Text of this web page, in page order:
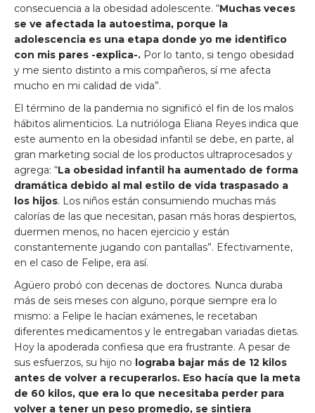
consecuencia a la obesidad adolescente. “Muchas veces
se ve afectada la autoestima, porque la
adolescencia es una etapa donde yo me identifico
con mis pares -explica-. Por lo tanto, si tengo obesidad
y me siento distinto a mis compañeros, sí me afecta
mucho en mi calidad de vida”.
El término de la pandemia no significó el fin de los malos
hábitos alimenticios. La nutrióloga Eliana Reyes indica que
este aumento en la obesidad infantil se debe, en parte, al
gran marketing social de los productos ultraprocesados y
agrega: “La obesidad infantil ha aumentado de forma
dramática debido al mal estilo de vida traspasado a
los hijos. Los niños están consumiendo muchas más
calorías de las que necesitan, pasan más horas despiertos,
duermen menos, no hacen ejercicio y están
constantemente jugando con pantallas”. Efectivamente,
en el caso de Felipe, era así.
Agüero probó con decenas de doctores. Nunca duraba
más de seis meses con alguno, porque siempre era lo
mismo: a Felipe le hacían exámenes, le recetaban
diferentes medicamentos y le entregaban variadas dietas.
Hoy la apoderada confiesa que era frustrante. A pesar de
sus esfuerzos, su hijo no lograba bajar más de 12 kilos
antes de volver a recuperarlos. Eso hacía que la meta
de 60 kilos, que era lo que necesitaba perder para
volver a tener un peso promedio, se sintiera